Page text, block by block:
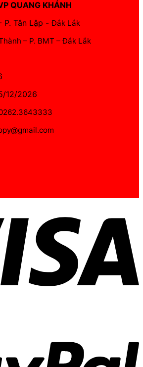
QUANG KHÁNH
P. Tân Lập -Đắk Lắk
– P. BMT – Đắk Lắk
12/2026